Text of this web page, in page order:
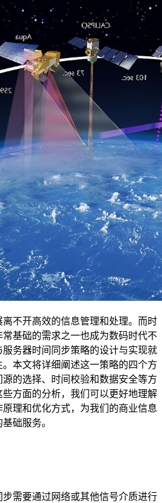
不开高效的信息管理和处理。而时
基础的需求之一也成为数码时代不
务器时间同步策略的设计与实现就
本文将详细阐述这一策略的四个方
的选择、时间校验和数据安全等方
方面的分析，我们可以更好地理解
理和优化方式，为我们的商业信息
础服务。
需要通过网络或其他信号介质进行